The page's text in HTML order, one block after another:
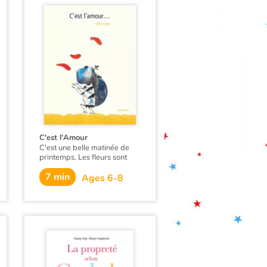
C'est l'Amour
C'est une belle matinée de
printemps. Les fleurs sont
belles et Vladimir le scarabée
sent naître un sentiment
nouveau. Et si c'était cela
7 min Ages 6-8